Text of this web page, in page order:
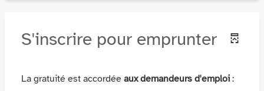
S'inscrire pour emprunter
La gratuité est accordée aux demandeurs d'emploi :